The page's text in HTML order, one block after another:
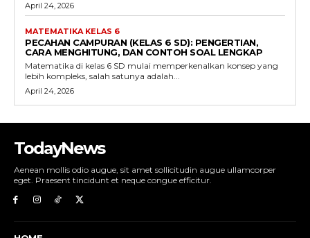
April 24, 2026
MATEMATIKA KELAS 6
PECAHAN CAMPURAN (KELAS 6 SD): PENGERTIAN,
CARA MENGHITUNG, DAN CONTOH SOAL LENGKAP
Matematika di kelas 6 SD mulai memperkenalkan konsep yang
lebih kompleks, salah satunya adalah...
April 24, 2026
TodayNews
Aenean mollis odio augue, sit amet sollicitudin augue ullamcorper
eget. Praesent tincidunt et neque congue efficitur.